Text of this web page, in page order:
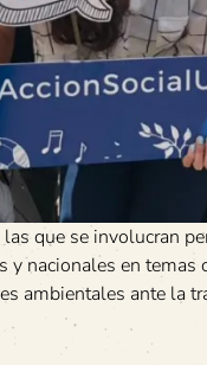
que se involucran
nacionales en
ambientales ante la